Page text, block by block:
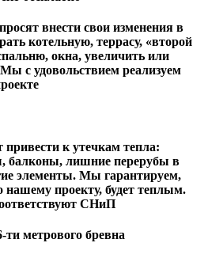
внести свои изменения в
котельную, террасу, «второй
окна, увеличить или
с удовольствием реализуем
к утечкам тепла:
балконы, лишние перерубы в
элементы. Мы гарантируем,
нашему проекту, будет теплым.
СНиП
метрового бревна